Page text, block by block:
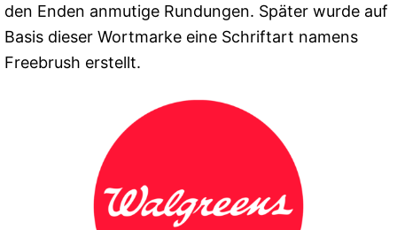
den Enden anmutige Rundungen. Später wurde auf
Basis dieser Wortmarke eine Schriftart namens
Freebrush erstellt.